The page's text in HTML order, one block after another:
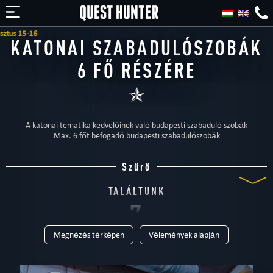
KATONAI SZABADULÓSZOBÁK
6 FŐ RÉSZÉRE
A katonai tematika kedvelőinek való budapesti szabaduló szobák
Max. 6 főt befogadó budapesti szabadulószobák
Szűrő
TALÁLTUNK
7
SZABADULÓSZOBÁT
Mind Szabadulószoba Otthoni Gyerekeknek
Családi
Megnézés térképen Vélemények alapján